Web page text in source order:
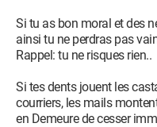
Si tu as bon moral et des
ainsi tu ne perdras pas
Rappel: tu ne risques rien..
Si tes dents jouent les
courriers, les mails
en Demeure de cesser